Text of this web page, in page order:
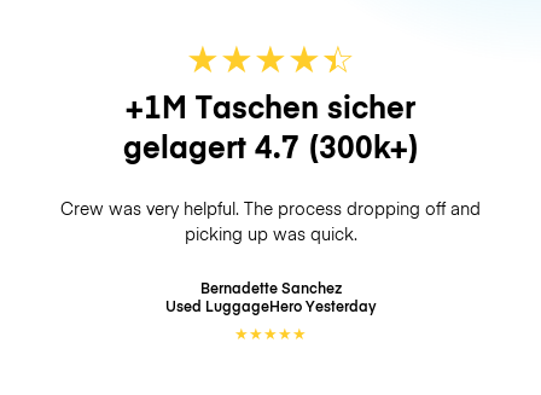
★★★★☆
★
+1M Taschen sicher
gelagert 4.7 (300k+)
Crew was very helpful. The process dropping off and
picking up was quick.
Bernadette Sanchez
Used LuggageHeroYesterday
★★★★★